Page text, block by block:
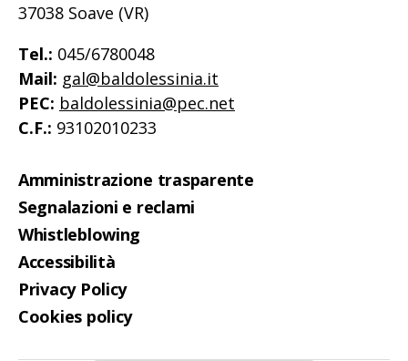
37038 Soave (VR)
Tel.: 045/6780048
Mail: gal@baldolessinia.it
PEC: baldolessinia@pec.net
C.F.: 93102010233
Amministrazione trasparente
Segnalazioni e reclami
Whistleblowing
Accessibilità
Privacy Policy
Cookies policy